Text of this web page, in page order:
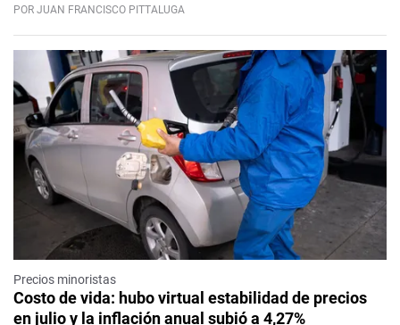
POR JUAN FRANCISCO PITTALUGA
Precios minoristas
Costo de vida: hubo virtual estabilidad de precios
en julio y la inflación anual subió a 4,27%